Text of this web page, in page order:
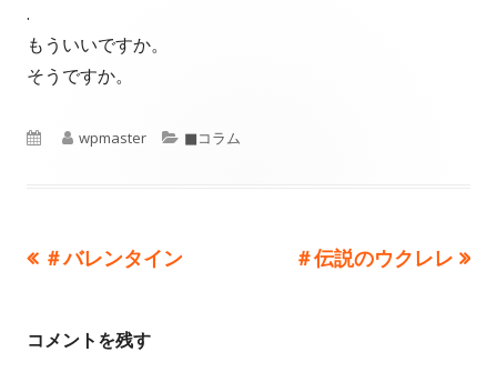
.
もういいですか。
そうですか。
作
wpmaster
カ
■コラム
投前
事:
＃バレンタイン
次
＃伝説のウクレレ
コメントを残す